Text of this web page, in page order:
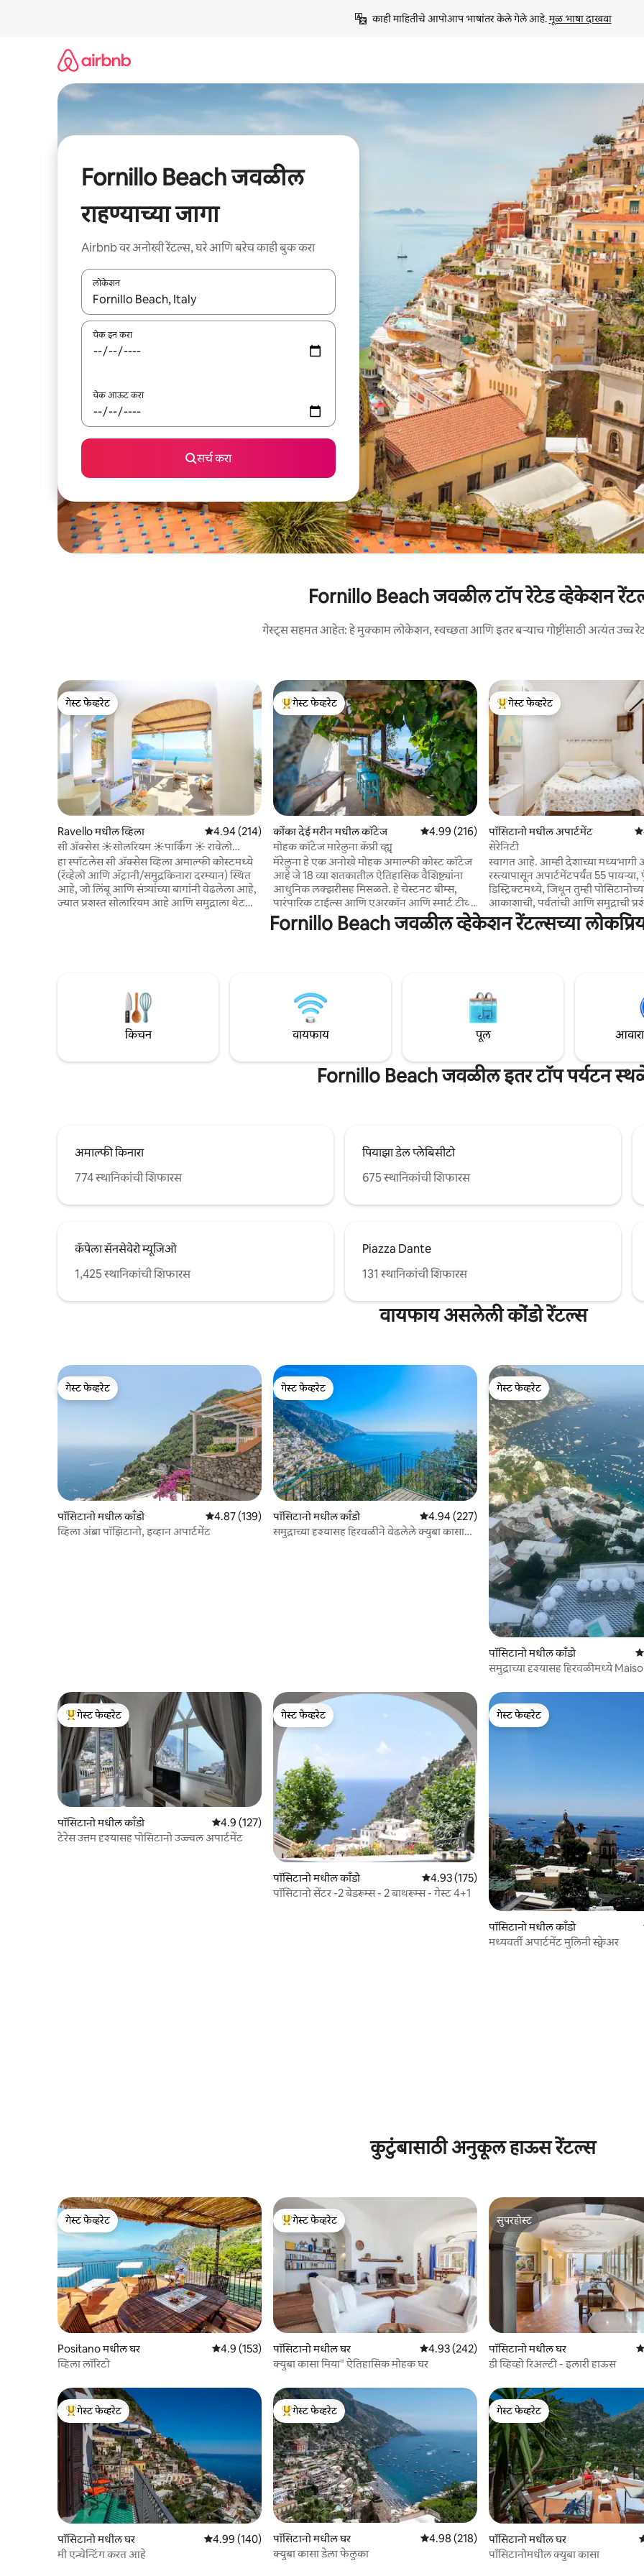
काही माहितीचे आपोआप भाषांतर केले गेले आहे. मूळ भाषा दाखवा
Fornillo Beach जवळील
राहण्याच्या जागा
Airbnb वर अनोखी रेंटल्स, घरे आणि बरेच काही बुक करा
लोकेशन
जेव्हा परिणाम उपलब्ध असतील, तेव्हा वरच्या आणि खाली बाणांच्या किजसह नेव्हिगेट करा किंवा स्पर्शाने स्वाइप जेश्चर्स वापरून एक्सप्लोर करा.
चेक इन करा
चेक आऊट करा
सर्च करा
Fornillo Beach जवळील टॉप रेटेड व्हेकेशन
गेस्ट्स सहमत आहेत: हे मुक्काम लोकेशन, स्वच्छता आणि इतर बऱ्याच गोष्टींसाठी अत्यंत
गेस्ट फेव्हरेट
गेस्ट फेव्हरेट
Ravello मधील व्हिला 5 पैकी 4.94 सरासरी रेटिंग, 214 रिव्ह्यूज
4.94 (214)
सी ॲक्सेस ☀️सोलरियम ☀️पार्किंग ☀️ रावेलो
सीसाईड
हा स्पॉटलेस सी ॲक्सेस व्हिला अमाल्फी कोस्टमध्ये
(रॅव्हेलो आणि अ‍ॅट्रानी/समुद्रकिनारा दरम्यान) स्थित
आहे, जो लिंबू आणि संत्र्यांच्या बागांनी वेढलेला आहे,
ज्यात प्रशस्त सोलारियम आहे आणि समुद्राला थेट
पोसिटानो (17 किमी) मिनोरी (2.5 किमी) कॅप्री बेट
टॉप गेस्ट फेव्हरेट
गेस्ट फेव्हरेट
कोंका देई मरीन मधील कॉटेज 5 पैकी 4.99 सरासरी रेटिंग, 216 रिव्ह्यूज
4.99 (216)
मोहक कॉटेज मारेलुना कॅप्री व्ह्यू
मॅरेलुना हे एक अनोखे मोहक अमाल्फी कोस्ट कॉटेज
आहे जे 18 व्या शतकातील ऐतिहासिक वैशिष्ट्यांना
आधुनिक लक्झरीसह मिसळते. हे चेस्टनट बीम्स,
पारंपारिक टाईल्स आणि एअरकॉन आणि स्मार्ट टीव्ही
सारख्या आधुनिक सुविधांसह अप्रतिम पॅनोरॅमिक
समुद्री दृश्ये आणि मोहक इंटिरियर ऑफर करते. उघड
आनंद घेण्यासाठी आदर्श आहे
टॉप गेस्ट फेव्हरेट
गेस्ट फेव्हरेट
पॉसिटानो मधील अपार्टमेंट 5
सेरेनिटी
स्वागत आहे. आम्ही देशाच्या मध्यभागी
रस्त्यापासून अपार्टमेंटपर्यंत 55
डिस्ट्रिक्टमध्ये, जिथून तुम्ही
आकाशाची, पर्वतांची आणि समुद्राची
शकता. संध्याकाळी, एका उत्तम
जन्मभुमीची जादू. समुद्रापासून पाच
Fornillo Beach जवळील व्हेकेशन रेंटल्सच्या
किचन वायफाय पूल
Fornillo Beach जवळील इतर टॉप पर्यटन
अमाल्फी किनारा
774 स्थानिकांची शिफारस
पियाझा डेल प्लेबिसीटो
675 स्थानिकांची शिफारस
कॅपेला सॅनसेवेरो म्यूजिओ
1,425 स्थानिकांची शिफारस
Piazza Dante
131 स्थानिकांची शिफारस
वायफाय असलेली कोंडो रेंटल्स
गेस्ट फेव्हरेट
गेस्ट फेव्हरेट
पॉसिटानो मधील काँडो 5 पैकी 4.87 सरासरी रेटिंग, 139 रिव्ह्यूज
4.87 (139)
व्हिला अंब्रा पॉझिटानो, इव्हान अपार्टमेंट
गेस्ट फेव्हरेट
गेस्ट फेव्हरेट
पॉसिटानो मधील काँडो 5 पैकी 4.94 सरासरी रेटिंग, 227 रिव्ह्यूज
4.94 (227)
समुद्राच्या दृश्यासह हिरवळीने वेढलेले क्युबा कासा
गेस्ट फेव्हरेट
गेस्ट फेव्हरेट
पॉसिटानो मधील काँडो 5
समुद्राच्या दृश्यासह हिरवळीमध्ये
टॉप गेस्ट फेव्हरेट
गेस्ट फेव्हरेट
पॉसिटानो मधील काँडो 5 पैकी 4.9 सरासरी रेटिंग, 127 रिव्ह्यूज
4.9 (127)
टेरेस उत्तम दृश्यासह पोसिटानो उज्ज्वल अपार्टमेंट
गेस्ट फेव्हरेट
गेस्ट फेव्हरेट
पॉसिटानो मधील काँडो 5 पैकी 4.93 सरासरी रेटिंग, 175 रिव्ह्यूज
4.93 (175)
पॉसिटानो सेंटर -2 बेडरूम्स - 2 बाथरूम्स - गेस्ट 4+1
गेस्ट फेव्हरेट
गेस्ट फेव्हरेट
पॉसिटानो मधील काँडो
मध्यवर्ती अपार्टमेंट मुलिनी स्क्वेअर
कुटुंबासाठी अनुकूल हाऊस रेंटल्स
गेस्ट फेव्हरेट
गेस्ट फेव्हरेट
Positano मधील घर 5 पैकी 4.9 सरासरी रेटिंग, 153 रिव्ह्यूज
4.9 (153)
व्हिला लॉरिटो
टॉप गेस्ट फेव्हरेट
गेस्ट फेव्हरेट
पॉसिटानो मधील घर 5 पैकी 4.93 सरासरी रेटिंग, 242 रिव्ह्यूज
4.93 (242)
क्युबा कासा मिया" ऐतिहासिक मोहक घर
सुपरहोस्ट
सुपरहोस्ट
पॉसिटानो मधील घर 5
डी व्हिव्हो रिअल्टी - इलारी हाऊस
टॉप गेस्ट फेव्हरेट
गेस्ट फेव्हरेट
पॉसिटानो मधील घर 5 पैकी 4.99 सरासरी रेटिंग, 140 रिव्ह्यूज
4.99 (140)
मी एन्चेन्टिंग करत आहे
टॉप गेस्ट फेव्हरेट
गेस्ट फेव्हरेट
पॉसिटानो मधील घर 5 पैकी 4.98 सरासरी रेटिंग, 218 रिव्ह्यूज
4.98 (218)
क्युबा कासा डेला फेलुका
गेस्ट फेव्हरेट
गेस्ट फेव्हरेट
पॉसिटानो मधील घर
पॉसिटानोमधील क्युबा कासा